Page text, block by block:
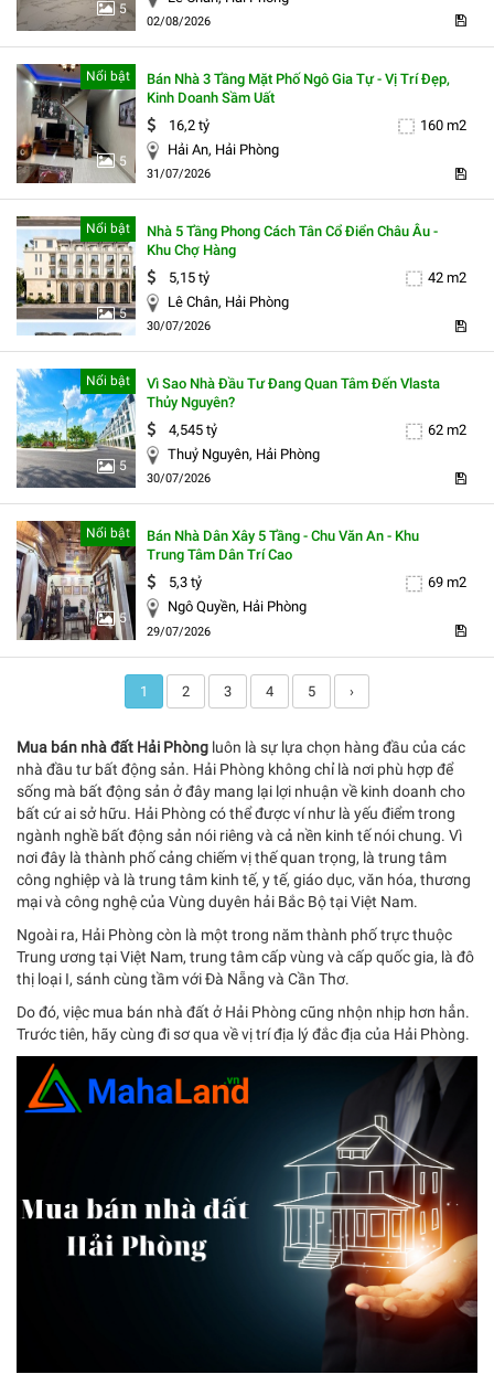
5
02/08/2026
5
Nổi bật
Bán Nhà 3 Tầng Mặt Phố Ngô Gia Tự - Vị Trí Đẹp,
Kinh Doanh Sầm Uất
16,2 tỷ
160 m2
Hải An, Hải Phòng
31/07/2026
5
Nổi bật
Nhà 5 Tầng Phong Cách Tân Cổ Điển Châu Âu -
Khu Chợ Hàng
5,15 tỷ
42 m2
Lê Chân, Hải Phòng
30/07/2026
5
Nổi bật
Vì Sao Nhà Đầu Tư Đang Quan Tâm Đến Vlasta
Thủy Nguyên?
4,545 tỷ
62 m2
Thuỷ Nguyên, Hải Phòng
30/07/2026
5
Nổi bật
Bán Nhà Dân Xây 5 Tầng - Chu Văn An - Khu
Trung Tâm Dân Trí Cao
5,3 tỷ
69 m2
Ngô Quyền, Hải Phòng
29/07/2026
1 2 3 4 5 ›
Mua bán nhà đất Hải Phòng luôn là sự lựa chọn hàng đầu của các
nhà đầu tư bất động sản. Hải Phòng không chỉ là nơi phù hợp để
sống mà bất động sản ở đây mang lại lợi nhuận về kinh doanh cho
bất cứ ai sở hữu. Hải Phòng có thể được ví như là yếu điểm trong
ngành nghề bất động sản nói riêng và cả nền kinh tế nói chung. Vì
nơi đây là thành phố cảng chiếm vị thế quan trọng, là trung tâm
công nghiệp và là trung tâm kinh tế, y tế, giáo dục, văn hóa, thương
mại và công nghệ của Vùng duyên hải Bắc Bộ tại Việt Nam.
Ngoài ra, Hải Phòng còn là một trong năm thành phố trực thuộc
Trung ương tại Việt Nam, trung tâm cấp vùng và cấp quốc gia, là đô
thị loại I, sánh cùng tầm với Đà Nẵng và Cần Thơ.
Do đó, việc mua bán nhà đất ở Hải Phòng cũng nhộn nhịp hơn hẳn.
Trước tiên, hãy cùng đi sơ qua về vị trí địa lý đắc địa của Hải Phòng.